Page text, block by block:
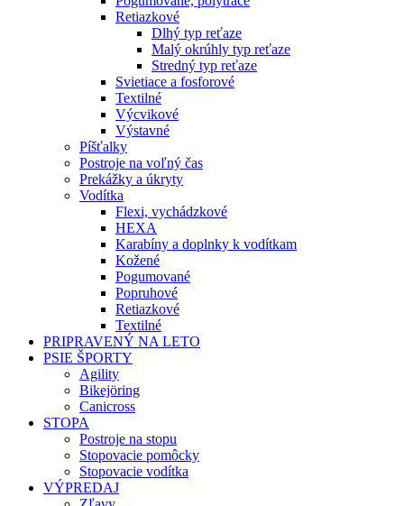
Retiazkové
Dlhý typ reťaze
Malý okrúhly typ reťaze
Stredný typ reťaze
Svietiace a fosforové
Textilné
Výcvikové
Výstavné
Píšťalky
Postroje na voľný čas
Prekážky a úkryty
Vodítka
Flexi, vychádzkové
HEXA
Karabíny a doplnky k vodítkam
Kožené
Pogumované
Popruhové
Retiazkové
Textilné
PRIPRAVENÝ NA LETO
PSIE ŠPORTY
Agility
Bikejöring
Canicross
STOPA
Postroje na stopu
Stopovacie pomôcky
Stopovacie vodítka
VÝPREDAJ